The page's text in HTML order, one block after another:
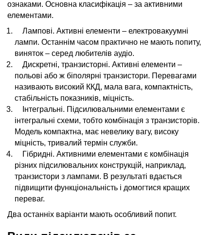
ознаками. Основна класифікація – за активними
елементами.
Лампові. Активні елементи – електровакуумні
лампи. Останнім часом практично не мають попиту,
виняток – серед любителів аудіо.
Дискретні, транзисторні. Активні елементи –
польові або ж біполярні транзистори. Перевагами
називають високий ККД, мала вага, компактність,
стабільність показників, міцність.
Інтегральні. Підсилювальними елементами є
інтегральні схеми, тобто комбінація з транзисторів.
Модель компактна, має невелику вагу, високу
міцність, тривалий термін служби.
Гібридні. Активними елементами є комбінація
різних підсилювальних конструкцій, наприклад,
транзистори з лампами. В результаті вдається
підвищити функціональність і домогтися кращих
переваг.
Два останніх варіанти мають особливий попит.